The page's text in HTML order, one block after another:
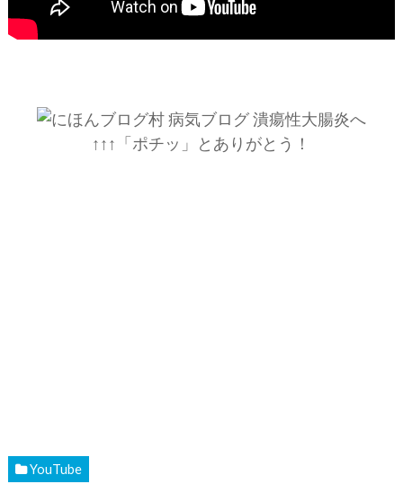
↑↑↑「ポチッ」とありがとう！
YouTube